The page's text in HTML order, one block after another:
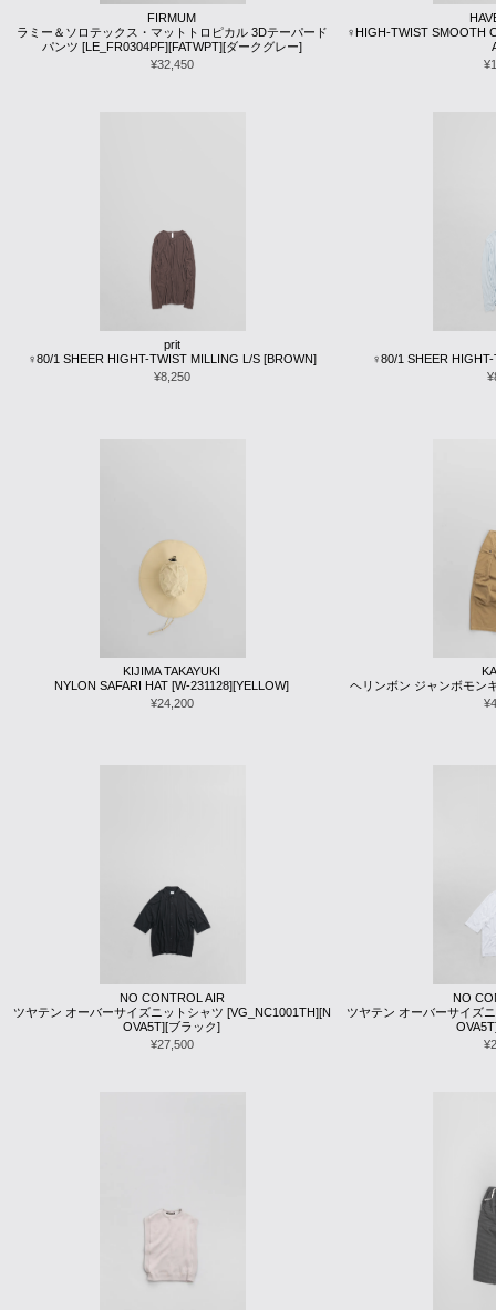
FIRMUM
ラミー＆ソロテックス・マットトロピカル 3Dテーパード
パンツ [LE_FR0304PF][FATWPT][ダークグレー]
¥32,450
♀HIGH-TWIST SMOOTH
prit
♀80/1 SHEER HIGHT-TWIST MILLING L/S [BROWN]
¥8,250
♀80/1 SHEER
KIJIMA TAKAYUKI
NYLON SAFARI HAT [W-231128][YELLOW]
¥24,200
ヘリンボン ジャンボモン
NO CONTROL AIR
ツヤテン オーバーサイズニットシャツ [VG_NC1001TH][N
OVA5T][ブラック]
¥27,500
NO
ツヤテン オーバーサイズ